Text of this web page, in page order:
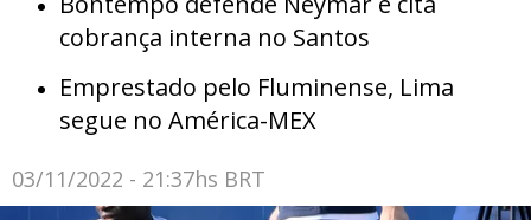
cobrança interna no Santos
Emprestado pelo Fluminense, Lima
segue no América-MEX
03/11/2022 - 21:37hs BRT